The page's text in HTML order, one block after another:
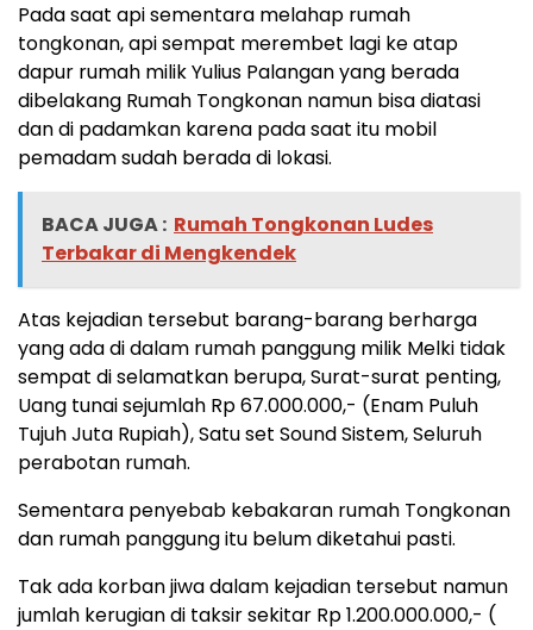
Pada saat api sementara melahap rumah
tongkonan, api sempat merembet lagi ke atap
dapur rumah milik Yulius Palangan yang berada
dibelakang Rumah Tongkonan namun bisa diatasi
dan di padamkan karena pada saat itu mobil
pemadam sudah berada di lokasi.
BACA JUGA : Rumah Tongkonan Ludes
Terbakar di Mengkendek
Atas kejadian tersebut barang-barang berharga
yang ada di dalam rumah panggung milik Melki tidak
sempat di selamatkan berupa, Surat-surat penting,
Uang tunai sejumlah Rp 67.000.000,- (Enam Puluh
Tujuh Juta Rupiah), Satu set Sound Sistem, Seluruh
perabotan rumah.
Sementara penyebab kebakaran rumah Tongkonan
dan rumah panggung itu belum diketahui pasti.
Tak ada korban jiwa dalam kejadian tersebut namun
jumlah kerugian di taksir sekitar Rp 1.200.000.000,- (